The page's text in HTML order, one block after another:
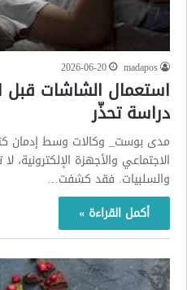
madapos
2026-06-20
استعمال الشاشات قبل
دراسة تحذّر
مدى بوست_ وكالات وسط إدمان
الاجتماعي والأجهزة الإلكترونية،
والسلبيات. فقد كشفت…
أكمل القراءة »